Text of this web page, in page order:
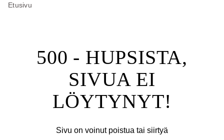
Etusivu
500 - HUPSISTA,
SIVUA EI
LÖYTYNYT!
Sivu on voinut poistua tai siirtyä